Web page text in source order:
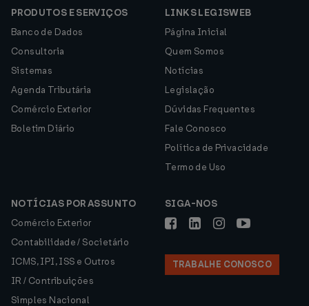
PRODUTOS E SERVIÇOS
Banco de Dados
Consultoria
Sistemas
Agenda Tributária
Comércio Exterior
Boletim Diário
LINKS LEGISWEB
Página Inicial
Quem Somos
Notícias
Legislação
Dúvidas Frequentes
Fale Conosco
Política de Privacidade
Termo de Uso
NOTÍCIAS POR ASSUNTO
Comércio Exterior
Contabilidade / Societário
ICMS, IPI, ISS e Outros
IR / Contribuições
Simples Nacional
SIGA-NOS
TRABALHE CONOSCO